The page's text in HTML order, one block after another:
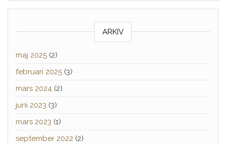
ARKIV
maj 2025 (2)
februari 2025 (3)
mars 2024 (2)
juni 2023 (3)
mars 2023 (1)
september 2022 (2)